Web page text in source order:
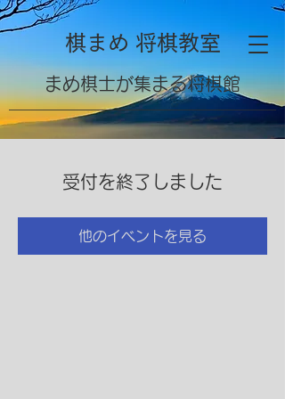
棋まめ 将棋教室
​まめ棋士が集まる将棋館
受付を終了しました
他のイベントを見る